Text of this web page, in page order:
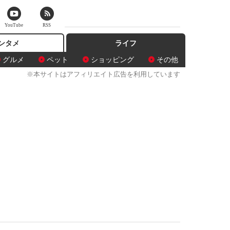
タメ
ライフ
グルメ
ペット ショッピング その他
※本サイトはアフィリエイト広告を利用しています
YouTube RSS